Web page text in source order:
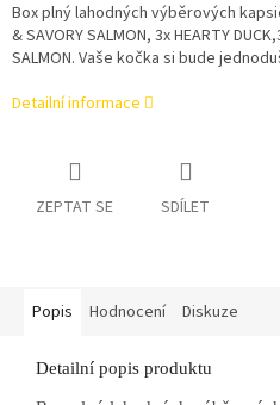
Box plný lahodných výběrových
& SAVORY SALMON, 3x HEARTY
SALMON. Vaše kočka si bude
Detailní informace
ZEPTAT SE SDÍLET
Popis Hodnocení Diskuze
Detailní popis produktu